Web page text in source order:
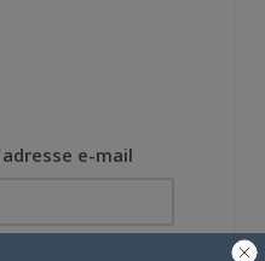
e-mail